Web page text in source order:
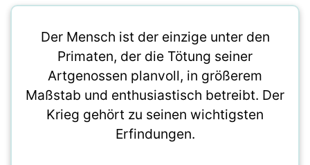
Der Mensch ist der einzige unter den
Primaten, der die Tötung seiner
Artgenossen planvoll, in größerem
Maßstab und enthusiastisch betreibt. Der
Krieg gehört zu seinen wichtigsten
Erfindungen.